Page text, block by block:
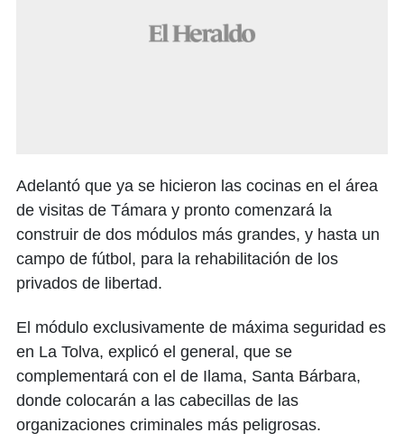
Adelantó que ya se hicieron las cocinas en el área
de visitas de Támara y pronto comenzará la
construir de dos módulos más grandes, y hasta un
campo de fútbol, para la rehabilitación de los
privados de libertad.
El módulo exclusivamente de máxima seguridad es
en La Tolva, explicó el general, que se
complementará con el de Ilama, Santa Bárbara,
donde colocarán a las cabecillas de las
organizaciones criminales más peligrosas.